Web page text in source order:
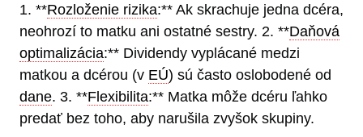
1. **Rozloženie rizika:** Ak skrachuje jedna dcéra,
neohrozí to matku ani ostatné sestry. 2. **Daňová
optimalizácia:** Dividendy vyplácané medzi
matkou a dcérou (v EÚ) sú často oslobodené od
dane. 3. **Flexibilita:** Matka môže dcéru ľahko
predať bez toho, aby narušila zvyšok skupiny.